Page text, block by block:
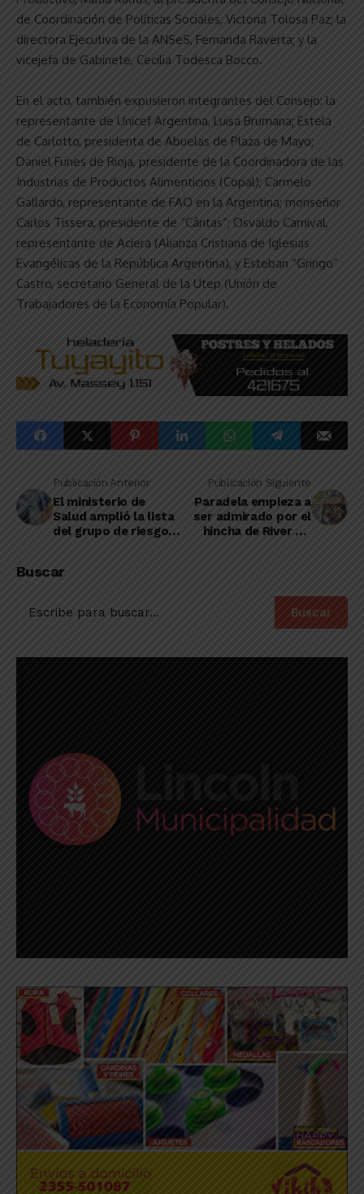
de Coordinación de Políticas Sociales, Victoria Tolosa Paz; la
directora Ejecutiva de la ANSeS, Fernanda Raverta; y la
vicejefa de Gabinete, Cecilia Todesca Bocco.
En el acto, también expusieron integrantes del Consejo: la
representante de Unicef Argentina, Luisa Brumana; Estela
de Carlotto, presidenta de Abuelas de Plaza de Mayo;
Daniel Funes de Rioja, presidente de la Coordinadora de las
Industrias de Productos Alimenticios (Copal); Carmelo
Gallardo, representante de FAO en la Argentina; monseñor
Carlos Tissera, presidente de “Cáritas”; Osvaldo Carnival,
representante de Aciera (Alianza Cristiana de Iglesias
Evangélicas de la República Argentina), y Esteban “Gringo”
Castro, secretario General de la Utep (Unión de
Trabajadores de la Economía Popular).
Publicación Anterior
El ministerio de
Salud amplió la lista
del grupo de riesgo
Publicación Siguiente
Paradela empieza a
ser admirado por el
hincha de River y a
Buscar
Buscar